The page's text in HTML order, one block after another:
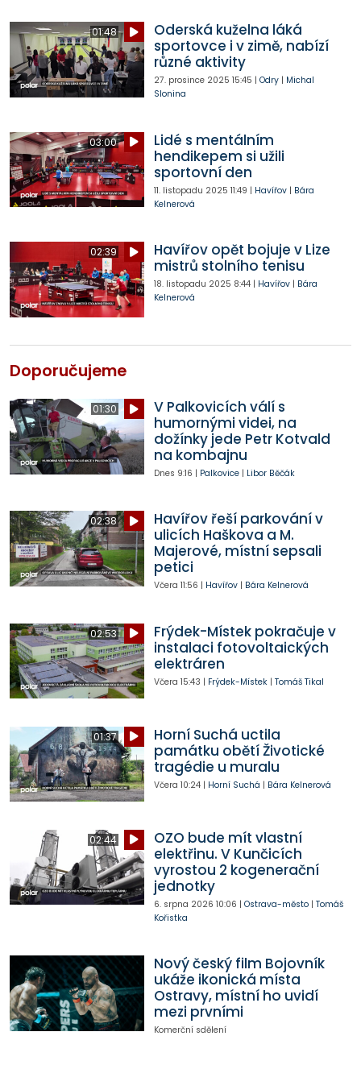
01:48
Oderská kuželna láká
sportovce i v zimě, nabízí
různé aktivity
27. prosince 2025 15:45 | Odry| Michal
Slonina
03:00
Lidé s mentálním
hendikepem si užili
sportovní den
11. listopadu 2025 11:49 | Havířov| Bára
Kelnerová
02:39
Havířov opět bojuje v Lize
mistrů stolního tenisu
18. listopadu 2025 8:44| Havířov| Bára
Kelnerová
Doporučujeme
01:30
V Palkovicích válí s
humornými videi, na
dožínky jede Petr Kotvald
na kombajnu
Dnes 9:16 | Palkovice| Libor Běčák
02:38
Havířov řeší parkování v
ulicích Haškova a M.
Majerové, místní sepsali
petici
Včera 11:56 | Havířov| Bára Kelnerová
02:53
Frýdek-Místek pokračuje v
instalaci fotovoltaických
elektráren
Včera 15:43 | Frýdek-Místek| Tomáš Tikal
01:37
Horní Suchá uctila
památku obětí Životické
tragédie u muralu
Včera 10:24| Horní Suchá | Bára Kelnerová
02:44
OZO bude mít vlastní
elektřinu. V Kunčicích
vyrostou 2 kogenerační
jednotky
6. srpna 2026 10:06 | Ostrava-město| Tomáš
Kořistka
Nový český film Bojovník
ukáže ikonická místa
Ostravy, místní ho uvidí
mezi prvními
Komerční sdělení